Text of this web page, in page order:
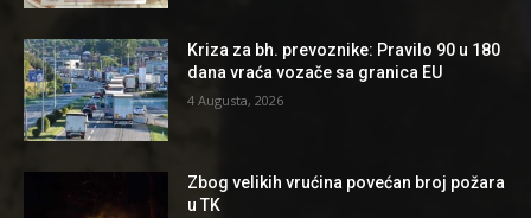
Kriza za bh. prevoznike: Pravilo 90 u 180
dana vraća vozače sa granica EU
4 Augusta, 2026
Zbog velikih vrućina povećan broj požara
u TK